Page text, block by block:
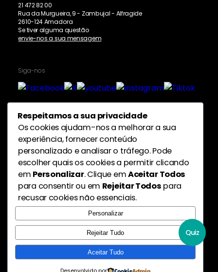
21 472 82 00
Rua da Murgueira, 9 - Zambujal - Alfragide
2610-124 Amadora
Se tiver alguma questão
envie-nos a sua mensagem
Siga-nos
Proteção de dados pessoais
Quiz
Respeitamos a sua privacidade
Os cookies ajudam-nos a melhorar a sua
experiência, fornecer conteúdo
personalizado e analisar o tráfego. Pode
escolher quais os cookies a permitir clicando
em Personalizar. Clique emAceitar Todos
para consentir ou em Rejeitar Todos para
recusar cookies não essenciais.
Personalizar
Rejeitar Tudo
Aceitar Tudo